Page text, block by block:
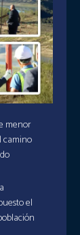
menor
camino
el